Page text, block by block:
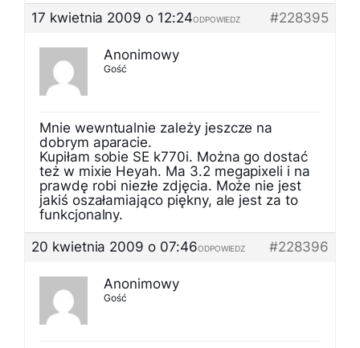
17 kwietnia 2009 o 12:24
#228395
ODPOWIEDZ
Anonimowy
Gość
Mnie wewntualnie zależy jeszcze na
dobrym aparacie.
Kupiłam sobie SE k770i. Można go dostać
też w mixie Heyah. Ma 3.2 megapixeli i na
prawdę robi niezłe zdjęcia. Może nie jest
jakiś oszałamiająco piękny, ale jest za to
funkcjonalny.
20 kwietnia 2009 o 07:46
#228396
ODPOWIEDZ
Anonimowy
Gość